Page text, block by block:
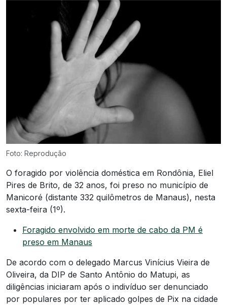
Foto: Reprodução
O foragido por violência doméstica em Rondônia, Eliel
Pires de Brito, de 32 anos, foi preso no município de
Manicoré (distante 332 quilômetros de Manaus), nesta
sexta-feira (1º).
Foragido envolvido em morte de cabo da PM é
preso em Manaus
De acordo com o delegado Marcus Vinícius Vieira de
Oliveira, da DIP de Santo Antônio do Matupi, as
diligências iniciaram após o indivíduo ser denunciado
por populares por ter aplicado golpes de Pix na cidade